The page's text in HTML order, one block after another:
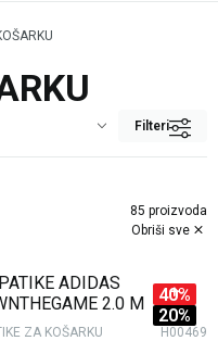
Filteri
85 proizvoda
Obriši sve
40%
20%
ZA KOŠARKU H00469